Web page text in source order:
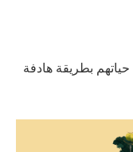
بطريقة هادفة